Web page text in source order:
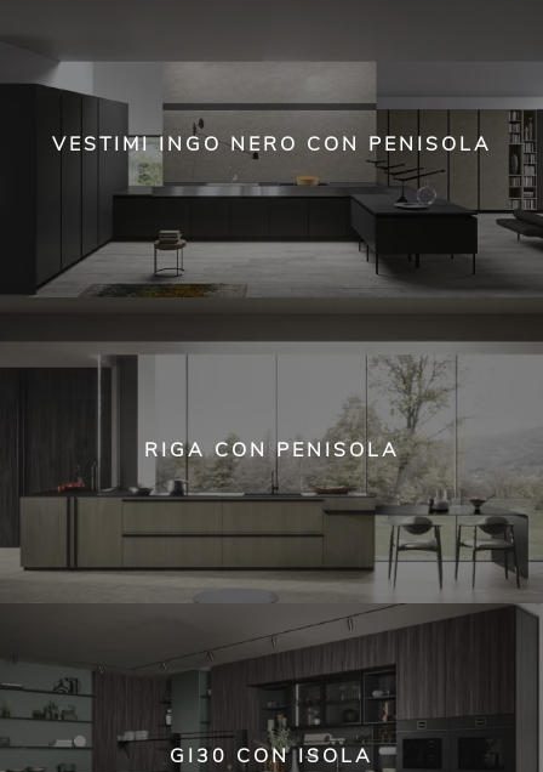
VESTIMI INGO NERO CON PENISOLA
RIGA CON PENISOLA
GI30 CON ISOLA